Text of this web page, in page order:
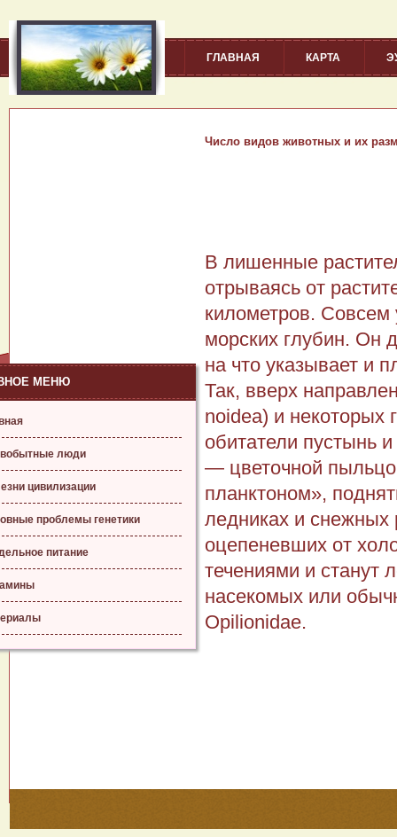
ГЛАВНАЯ КАРТА
МЕНЮ
люди
цивилизации
проблемы генетики
питание
Число видов животных и их
В лишенные
отрываясь от
километров.
морских глубин. Он
на что указывает и
Так, вверх
noidea) и некоторых
обитатели пустынь
— цве­точной
планктоном»,
ледниках и снежных
оцепенев­ших от
течениями и станут
насекомых или
Opilionidae.